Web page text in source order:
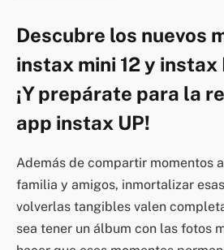
Descubre los nuevos
instax mini 12 y instax
¡Y prepárate para la
app instax UP!
Además de compartir momentos
familia y amigos, inmortalizar
volverlas tangibles valen
sea tener un álbum con las fotos